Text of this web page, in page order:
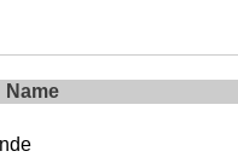
Name